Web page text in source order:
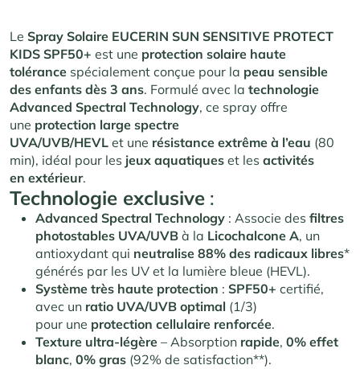
Le Spray Solaire EUCERIN SUN SENSITIVE PROTECT
KIDS SPF50+ est une protection solaire haute
tolérance spécialement conçue pour la peau sensible
des enfants dès 3 ans. Formulé avec la technologie
Advanced Spectral Technology, ce spray offre
une protection large spectre
UVA/UVB/HEVL et une résistance extrême à l’eau (80
min), idéal pour les jeux aquatiques et les activités
en extérieur.
Technologie exclusive :
Advanced Spectral Technology : Associe des filtres
photostables UVA/UVB à la Licochalcone A, un
antioxydant qui neutralise 88% des radicaux libres*
générés par les UV et la lumière bleue (HEVL).
Système très haute protection : SPF50+ certifié,
avec un ratio UVA/UVB optimal (1/3)
pour une protection cellulaire renforcée.
Texture ultra-légère – Absorption rapide, 0% effet
blanc, 0% gras (92% de satisfaction**).